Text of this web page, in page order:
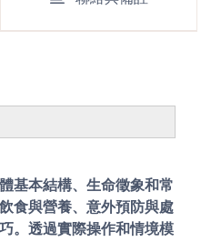
基本結構、生命徵象和常
食與營養、意外預防與處
。透過實際操作和情境模